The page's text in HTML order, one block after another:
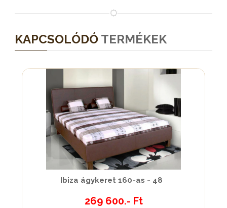
KAPCSOLÓDÓ TERMÉKEK
Ibiza ágykeret 160-as - 48
269 600.- Ft